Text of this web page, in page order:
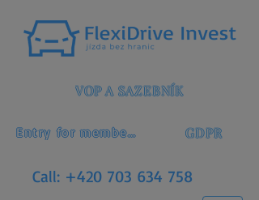
Call: +420 703 634 758
Entry for members GDPR
VOP A SAZEBNÍK